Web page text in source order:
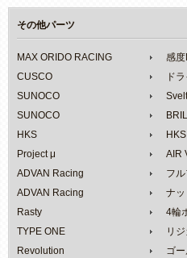
その他パーツ
MAX ORIDO RACING
感
CUSCO
ド
SUNOCO
SUNOCO
HKS
Project μ
AIR
ADVAN Racing
フ
ADVAN Racing
ナッ
Rasty
4輪
TYPE ONE
リ
Revolution
ゴ